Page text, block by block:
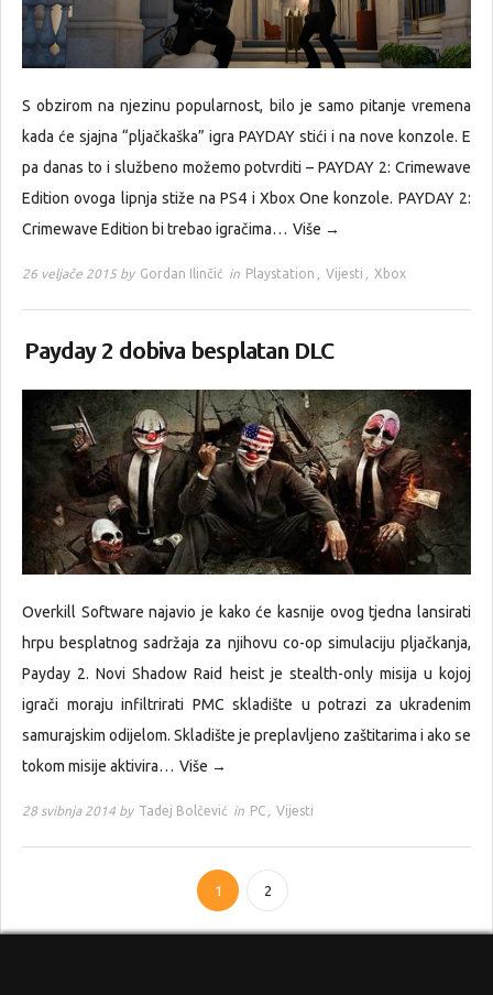
S obzirom na njezinu popularnost, bilo je samo pitanje vremena
kada će sjajna “pljačkaška” igra PAYDAY stići i na nove konzole. E
pa danas to i službeno možemo potvrditi – PAYDAY 2: Crimewave
Edition ovoga lipnja stiže na PS4 i Xbox One konzole. PAYDAY 2:
Crimewave Edition bi trebao igračima… Više →
26 veljače 2015 by Gordan Ilinčić in Playstation , Vijesti , Xbox
Payday 2 dobiva besplatan DLC
Overkill Software najavio je kako će kasnije ovog tjedna lansirati
hrpu besplatnog sadržaja za njihovu co-op simulaciju pljačkanja,
Payday 2. Novi Shadow Raid heist je stealth-only misija u kojoj
igrači moraju infiltrirati PMC skladište u potrazi za ukradenim
samurajskim odijelom. Skladište je preplavljeno zaštitarima i ako se
tokom misije aktivira… Više →
28 svibnja 2014 by Tadej Bolčević in PC , Vijesti
1 2